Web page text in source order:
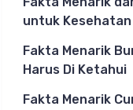
untuk Kesehatan
Fakta Menarik
Harus Di Ketahui
Fakta Menarik